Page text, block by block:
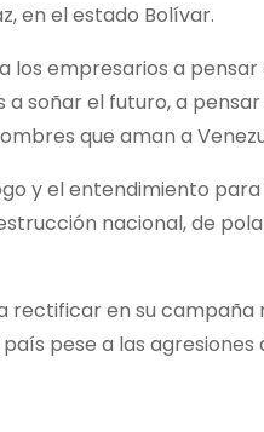
en el estado Bolívar.
empresarios a
soñar el futuro, a
que aman a
y el entendimiento
nacional, de
rectificar en su
pese a las